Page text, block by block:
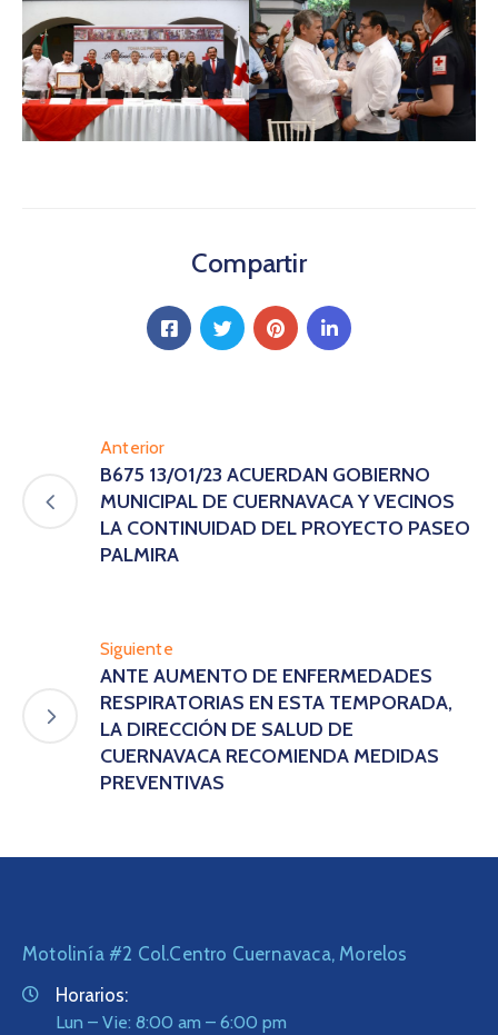
Compartir
Anterior
B675 13/01/23 ACUERDAN GOBIERNO
MUNICIPAL DE CUERNAVACA Y VECINOS
LA CONTINUIDAD DEL PROYECTO PASEO
PALMIRA
Siguiente
ANTE AUMENTO DE ENFERMEDADES
RESPIRATORIAS EN ESTA TEMPORADA,
LA DIRECCIÓN DE SALUD DE
CUERNAVACA RECOMIENDA MEDIDAS
PREVENTIVAS
Motolinía #2 Col.Centro Cuernavaca, Morelos
Horarios:
Lun – Vie: 8:00 am – 6:00 pm